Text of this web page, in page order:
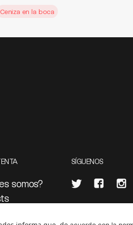
Ceniza en la boca
somos?
SÍGUENOS